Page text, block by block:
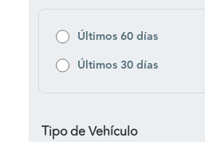
Últimos 60 días
Últimos 30 días
Tipo de Vehículo